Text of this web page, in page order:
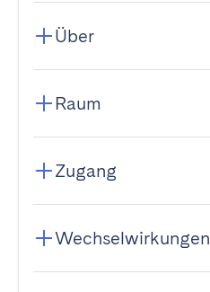
Über
Raum
Zugang
Wechselwirkungen